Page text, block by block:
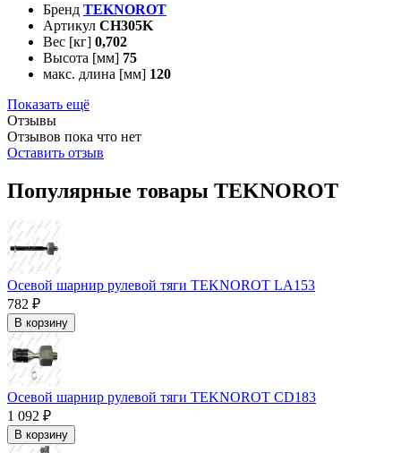
Бренд TEKNOROT
Артикул CH305K
Вес [кг] 0,702
Высота [мм] 75
макс. длина [мм] 120
Показать ещё
Отзывы
Отзывов пока что нет
Оставить отзыв
Популярные товары TEKNOROT
Осевой шарнир рулевой тяги TEKNOROT LA153
782 ₽
В корзину
Осевой шарнир рулевой тяги TEKNOROT CD183
1 092 ₽
В корзину